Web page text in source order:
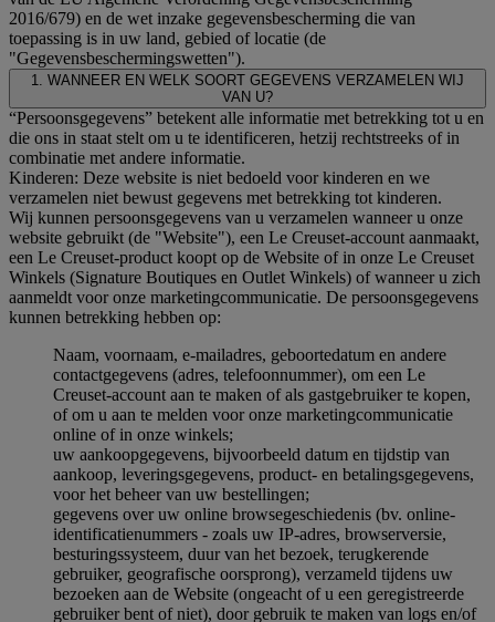
2016/679) en de wet inzake gegevensbescherming die van
toepassing is in uw land, gebied of locatie (de
"Gegevensbeschermingswetten").
1. WANNEER EN WELK SOORT GEGEVENS VERZAMELEN WIJ
VAN U?
“Persoonsgegevens” betekent alle informatie met betrekking tot u en
die ons in staat stelt om u te identificeren, hetzij rechtstreeks of in
combinatie met andere informatie.
Kinderen: Deze website is niet bedoeld voor kinderen en we
verzamelen niet bewust gegevens met betrekking tot kinderen.
Wij kunnen persoonsgegevens van u verzamelen wanneer u onze
website gebruikt (de "Website"), een Le Creuset-account aanmaakt,
een Le Creuset-product koopt op de Website of in onze Le Creuset
Winkels (Signature Boutiques en Outlet Winkels) of wanneer u zich
aanmeldt voor onze marketingcommunicatie. De persoonsgegevens
kunnen betrekking hebben op:
Naam, voornaam, e-mailadres, geboortedatum en andere
contactgegevens (adres, telefoonnummer), om een Le
Creuset-account aan te maken of als gastgebruiker te kopen,
of om u aan te melden voor onze marketingcommunicatie
online of in onze winkels;
uw aankoopgegevens, bijvoorbeeld datum en tijdstip van
aankoop, leveringsgegevens, product- en betalingsgegevens,
voor het beheer van uw bestellingen;
gegevens over uw online browsegeschiedenis (bv. online-
identificatienummers - zoals uw IP-adres, browserversie,
besturingssysteem, duur van het bezoek, terugkerende
gebruiker, geografische oorsprong), verzameld tijdens uw
bezoeken aan de Website (ongeacht of u een geregistreerde
gebruiker bent of niet), door gebruik te maken van logs en/of